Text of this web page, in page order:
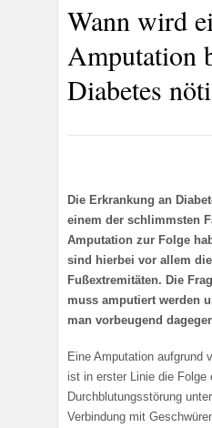
Wann wird
Amputation
Diabetes
Die Erkrankung an
einem der schlimmsten
Amputation zur Folge
sind hierbei vor allem die
Fußextremitäten. Die
muss amputiert werden
man vorbeugend
Eine Amputation aufgrund
ist in erster Linie die Folge
Durchblutungsstörung
Verbindung mit